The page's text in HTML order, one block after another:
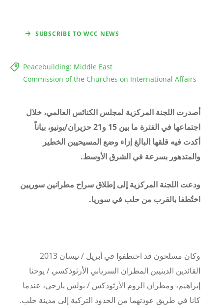
SUBSCRIBE TO WCC NEWS
Peacebuilding: Middle East
Commission of the Churches on International Affairs
أصدرت اللجنة المركزية لمجلس الكنائس العالمي، خلال
اجتماعها في الفترة ما بين 15 و21 حزيران/يونيو، بياناً
أكدت فيه قلقها البالغ إزاء وضع المسيحيين الخطير
والمتدهور بسرعة في الشرق الأوسط.
ودعت اللجنة المركزية إلى إطلاق سراح مطرانين سوريين
اختُطفا بالقرب من حلب في سوريا.
وكان مسلحون قد اختطفوا في أبريل / نيسان 2013
القائدين الدينيين المطران السرياني الأرثوذكسي / يوحنا
إبراهيم، ومطران الروم الأرثوذكس / بولس يازجي، عندما
كانا في طريق عودتهما من الحدود التركية إلى مدينة حلب.